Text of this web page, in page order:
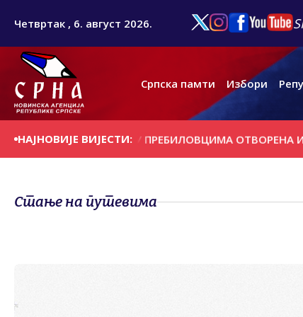
Четвртак , 6. август 2026.
Српска памти Избори
НАЈНОВИЈЕ ВИЈЕСТИ:
ДАН У ПРЕБИЛОВЦИМА ОTВОРЕНА
Стање на путевима